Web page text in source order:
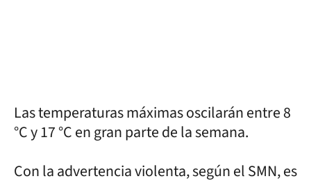
Las temperaturas máximas oscilarán entre 8
°C y 17 °C en gran parte de la semana.
Con la advertencia violenta, según el SMN, es